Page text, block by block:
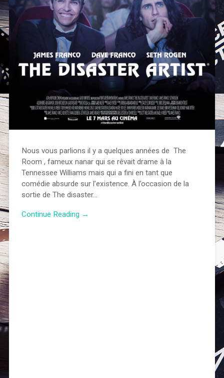
Nous vous parlions il y a quelques années de The
Room , fameux nanar qui se rêvait drame à la
Tennessee Williams mais qui a fini en tant que
comédie absurde sur l’existence. À l’occasion de la
sortie de The disaster…
Continue Reading →